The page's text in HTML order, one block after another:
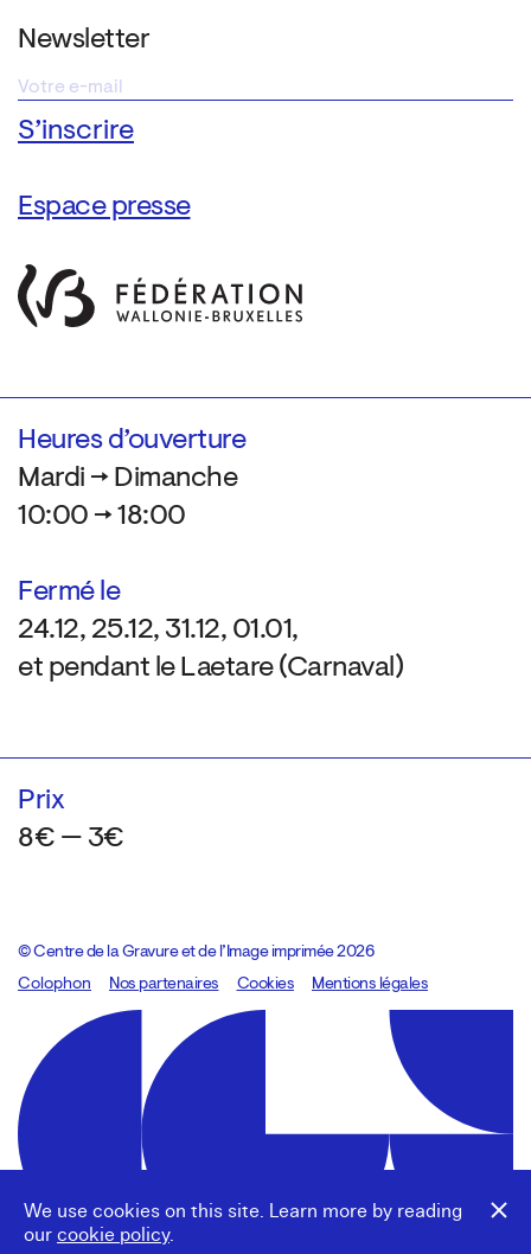
We use cookies on this site. Learn more by reading
our cookie policy.
Newsletter
Espace presse
Heures d’ouverture
Mardi → Dimanche
10:00 → 18:00
Fermé le
24.12, 25.12, 31.12, 01.01,
et pendant le Laetare (Carnaval)
Prix
8€ — 3€
© Centre de la Gravure et de l’Image imprimée 2026
Colophon
Design:Marcel Kaczmarek, code:8080.studio
Nos partenaires Cookies Mentions légales